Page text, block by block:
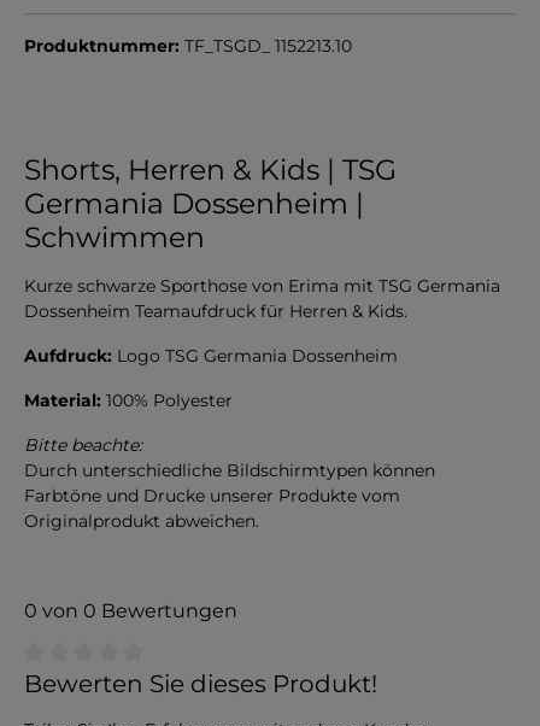
Produktnummer: TF_TSGD_ 1152213.10
Shorts, Herren & Kids | TSG
Germania Dossenheim |
Schwimmen
Kurze schwarze Sporthose von Erima mit TSG Germania
Dossenheim Teamaufdruck für Herren & Kids.
Aufdruck: Logo TSG Germania Dossenheim
Material: 100% Polyester
Bitte beachte:
Durch unterschiedliche Bildschirmtypen können
Farbtöne und Drucke unserer Produkte vom
Originalprodukt abweichen.
0 von 0 Bewertungen
Durchschnittliche Bewertung von 0 von 5 Sternen
Bewerten Sie dieses Produkt!